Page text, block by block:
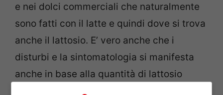
e nei dolci commerciali che naturalmente
sono fatti con il latte e quindi dove si trova
anche il lattosio. E’ vero anche che i
disturbi e la sintomatologia si manifesta
anche in base alla quantità di lattosio